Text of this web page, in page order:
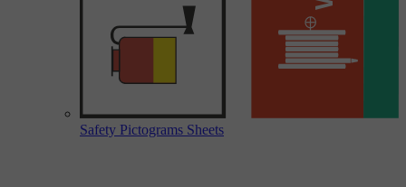
Safety Pictograms Sheets